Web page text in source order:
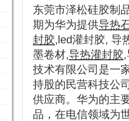
东莞市泽松硅胶制
期为华为提供导热
封胶,led灌封胶, 导
墨卷材,导热灌封胶
技术有限公司是一
持股的民营科技公
供应商。华为的主
品，在电信领域为